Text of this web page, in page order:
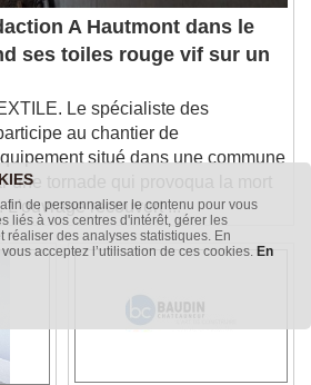
Fullscreen
window.
window. Escape will cancel
Opacity
Opacity
Background
A Hautmont dans le
ses toiles rouge vif sur un
Le spécialiste des
au chantier de
situé dans une commune
une tornade qui provoqua la mort
L'ouvrage recouvert ...
de personnaliser le contenu pour vous
liés à vos centres d'intérêt, gérer les
réaliser des analyses statistiques. En
acceptez l’utilisation de ces cookies. En